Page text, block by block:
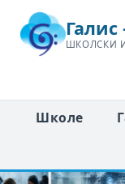
ШКОЛСКИ
Школе